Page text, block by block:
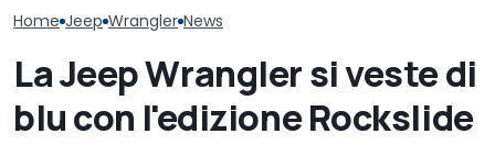
Home Jeep Wrangler News
La Jeep Wrangler si veste di
blu con l'edizione Rockslide